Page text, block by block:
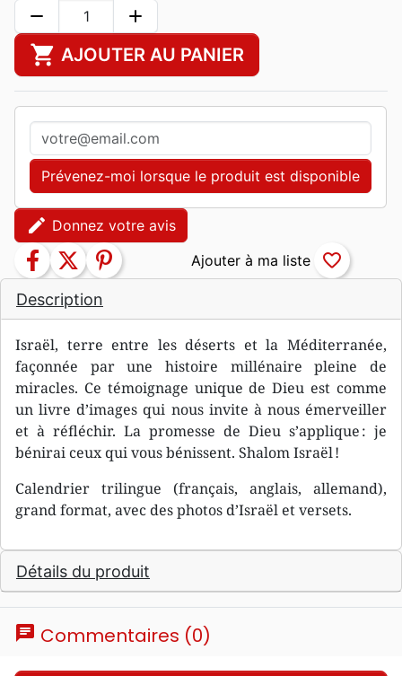
Description
Israël, terre entre les déserts et la Méditerranée,
façonnée par une histoire millénaire pleine de
miracles. Ce témoignage unique de Dieu est comme
un livre d’images qui nous invite à nous émerveiller
et à réfléchir. La promesse de Dieu s’applique : je
bénirai ceux qui vous bénissent. Shalom Israël !
Calendrier trilingue (français, anglais, allemand),
grand format, avec des photos d’Israël et versets.
Détails du produit
remove add
shopping_cart AJOUTER AU PANIER
Prévenez-moi lorsque le produit est disponible
edit Donnez votre avis
facebook twitter pinterest favorite_border
chat Commentaires (0)